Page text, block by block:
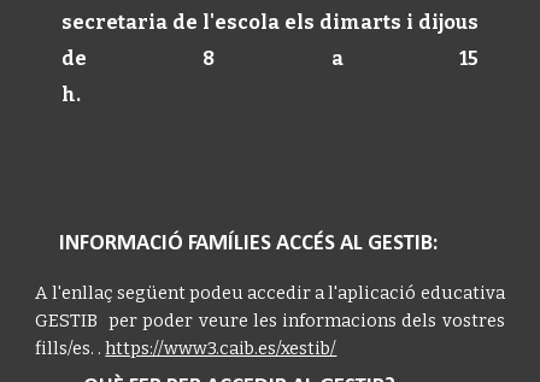
secretaria de l'escola els dimarts i dijous
de 8 a 15
h.
INFORMACIÓ FAMÍLIES ACCÉS AL GESTIB:
A l'enllaç següent podeu accedir a l'aplicació educativa
GESTIB per poder veure les informacions dels vostres
fills/es. .https://www3.caib.es/xestib/